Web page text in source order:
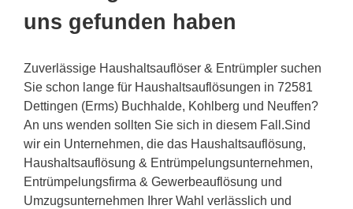
uns gefunden haben
Zuverlässige Haushaltsauflöser & Entrümpler suchen
Sie schon lange für Haushaltsauflösungen in 72581
Dettingen (Erms) Buchhalde, Kohlberg und Neuffen?
An uns wenden sollten Sie sich in diesem Fall.Sind
wir ein Unternehmen, die das Haushaltsauflösung,
Haushaltsauflösung & Entrümpelungsunternehmen,
Entrümpelungsfirma & Gewerbeauflösung und
Umzugsunternehmen Ihrer Wahl verlässlich und